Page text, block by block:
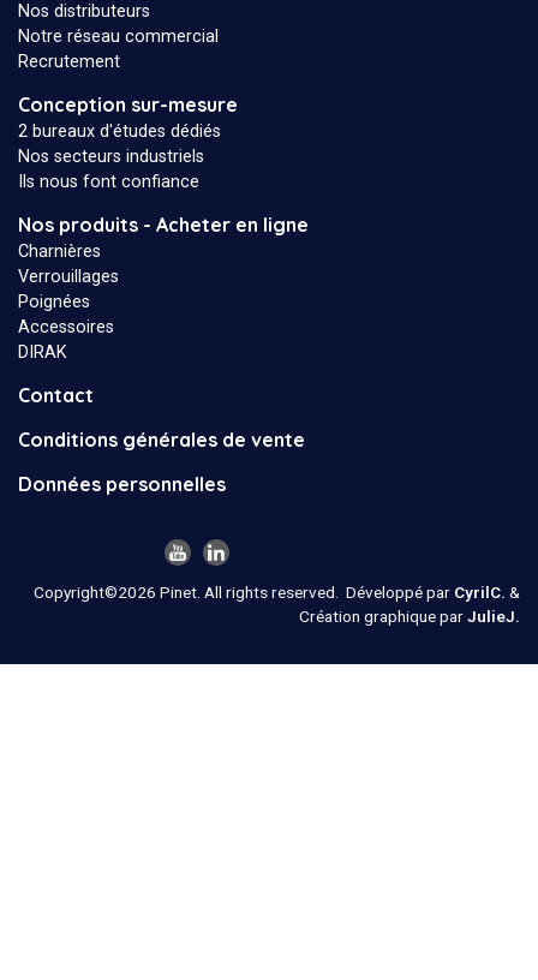
Nos distributeurs
Notre réseau commercial
Recrutement
Conception sur-mesure
2 bureaux d'études dédiés
Nos secteurs industriels
Ils nous font confiance
Nos produits - Acheter en ligne
Charnières
Verrouillages
Poignées
Accessoires
DIRAK
Contact
Conditions générales de vente
Données personnelles
Copyright©2026 Pinet. All rights reserved. Développé par CyrilC. &
Création graphique parJulieJ.